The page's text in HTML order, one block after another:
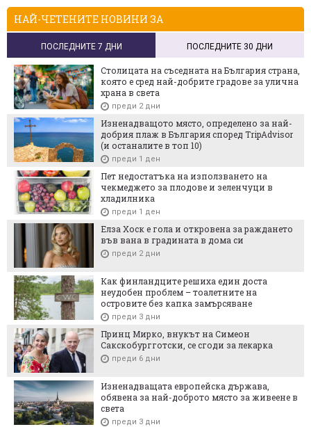
НАЙ-ЧЕТЕНИТЕ НОВИНИ ЗА
ПОСЛЕДНИТЕ 7 ДНИ ПОСЛЕДНИТЕ 30 ДНИ
Столицата на съседната на България страна,
която е сред най-добрите градове за улична
храна в света
преди 2 дни
Изненадващото място, определено за най-
добрия плаж в България според TripAdvisor
(и останалите в топ 10)
преди 1 ден
Пет недостатъка на използването на
чекмеджето за плодове и зеленчуци в
хладилника
преди 1 ден
Елза Хоск е гола и откровена за раждането
във вана в градината в дома си
преди 2 дни
Как финландците решиха един доста
неудобен проблем – тоалетните на
островите без капка замърсяване
преди 3 дни
Принц Мирко, внукът на Симеон
Сакскобургготски, се сгоди за лекарка
преди 6 дни
Изненадващата европейска държава,
обявена за най-доброто място за живеене в
света
преди 3 дни